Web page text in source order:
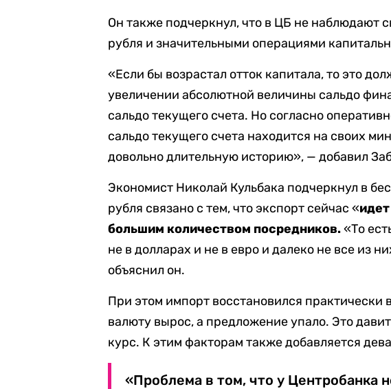
Он также подчеркнул, что в ЦБ не наблюдают
рубля и значительными операциями
«Если бы возрастал отток капитала, то это
увеличении абсолютной величины сальдо
сальдо текущего счета. Но согласно
сальдо текущего счета находится на своих
довольно длительную историю», — добавил
Экономист Николай Кульбака подчеркнул в
рубля связано с тем, что экспорт сейчас «
большим количеством посредников.«То
не в долларах и не в евро и далеко не все из
объяснил он.
При этом импорт восстановился практически
валюту вырос, а предложение упало. Это
курс. К этим факторам также добавляется
«Проблема в том, что у Центробанка